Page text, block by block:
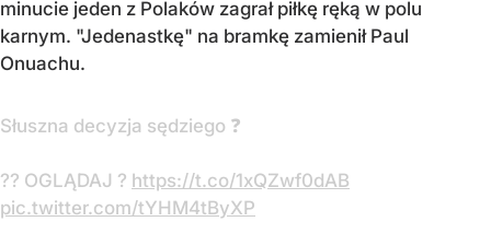
minucie jeden z Polaków zagrał piłkę ręką w polu
karnym. "Jedenastkę" na bramkę zamienił Paul
Onuachu.
Słuszna decyzja sędziego ❓
?? OGLĄDAJ ? https://t.co/1xQZwf0dAB
pic.twitter.com/tYHM4tByXP